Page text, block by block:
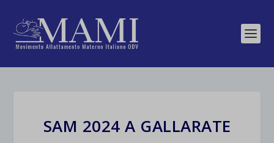
SAM 2024 A GALLARATE